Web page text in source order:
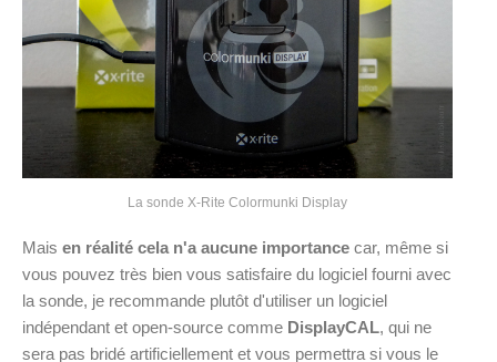
La sonde X-Rite Colormunki Display
Mais en réalité cela n'a aucune importance car, même si
vous pouvez très bien vous satisfaire du logiciel fourni avec
la sonde, je recommande plutôt d'utiliser un logiciel
indépendant et open-source comme DisplayCAL, qui ne
sera pas bridé artificiellement et vous permettra si vous le